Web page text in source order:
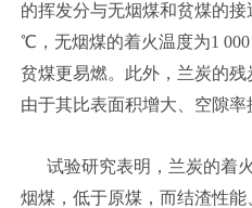
的挥发分与无烟煤和贫煤的
℃，无烟煤的着火温度为1
贫煤更易燃。此外，兰炭的残
由于其比表面积增大、空隙率
试验研究表明，兰炭的着
烟煤，低于原煤，而结渣性